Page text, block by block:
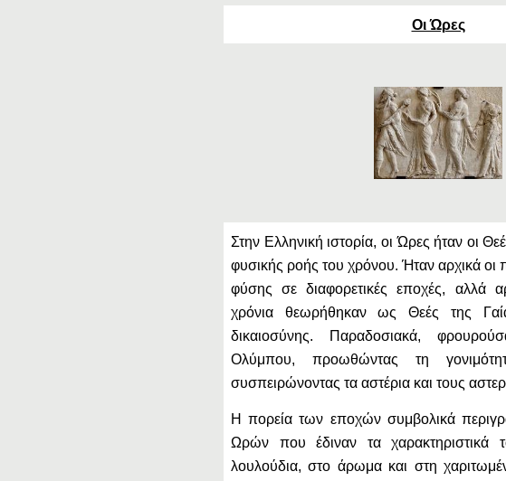
Οι Ώρες
Στην Ελληνική ιστορία, οι Ώρες ήταν οι
φυσικής ροής του χρόνου. Ήταν αρχικά
φύσης σε διαφορετικές εποχές, αλλά
χρόνια θεωρήθηκαν ως Θεές της
δικαιοσύνης. Παραδοσιακά,
Ολύμπου, προωθώντας τη
συσπειρώνοντας τα αστέρια και τους
Η πορεία των εποχών συμβολικά
Ωρών που έδιναν τα χαρακτηριστικά
λουλούδια, στο άρωμα και στη